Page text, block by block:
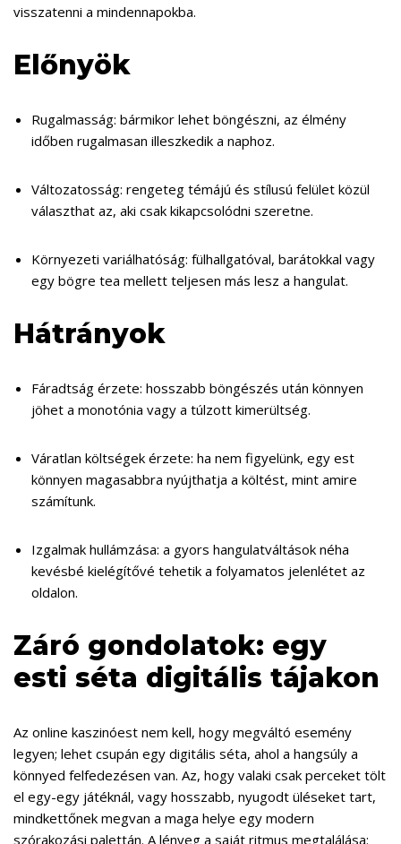
visszatenni a mindennapokba.
Előnyök
Rugalmasság: bármikor lehet böngészni, az élmény
időben rugalmasan illeszkedik a naphoz.
Változatosság: rengeteg témájú és stílusú felület közül
választhat az, aki csak kikapcsolódni szeretne.
Környezeti variálhatóság: fülhallgatóval, barátokkal vagy
egy bögre tea mellett teljesen más lesz a hangulat.
Hátrányok
Fáradtság érzete: hosszabb böngészés után könnyen
jöhet a monotónia vagy a túlzott kimerültség.
Váratlan költségek érzete: ha nem figyelünk, egy est
könnyen magasabbra nyújthatja a költést, mint amire
számítunk.
Izgalmak hullámzása: a gyors hangulatváltások néha
kevésbé kielégítővé tehetik a folyamatos jelenlétet az
oldalon.
Záró gondolatok: egy
esti séta digitális tájakon
Az online kaszinóest nem kell, hogy megváltó esemény
legyen; lehet csupán egy digitális séta, ahol a hangsúly a
könnyed felfedezésen van. Az, hogy valaki csak perceket tölt
el egy-egy játéknál, vagy hosszabb, nyugodt üléseket tart,
mindkettőnek megvan a maga helye egy modern
szórakozási palettán. A lényeg a saját ritmus megtalálása: